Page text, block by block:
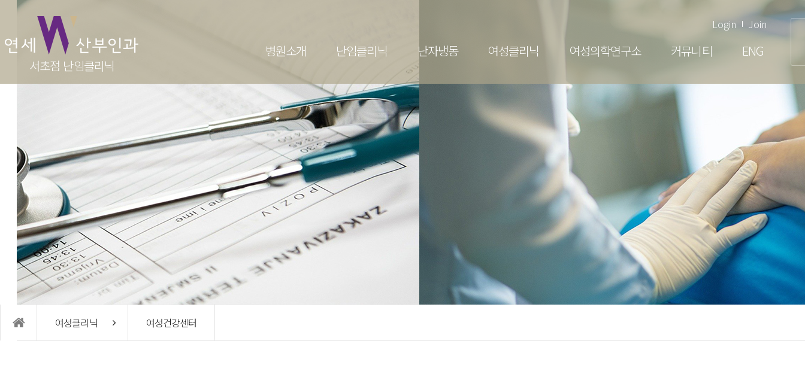
서초점 난임클리닉
Login Join
병원소개 난임클리닉 난자냉동 여성클리닉 여성의학연구소 커뮤니티 ENG
병원소개
의료진
난임클리닉
난임이란?
난임 검사
인공수정
시험관아기
가임력보존 (난자동결)
반복적 임신실패
원스톱 메디컬 진료
주산기관리
난자냉동
난자냉동
여성클리닉
부인과 검진
배란장애·생리불순
생식기 종양
갱년기관리
여성건강센터
여성의학연구소 임신사례후기 ENG
여성클리닉 여성건강센터